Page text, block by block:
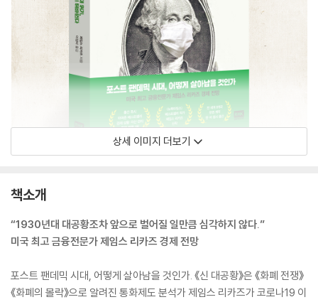
상세 이미지 더보기
책소개
“1930년대 대공황조차 앞으로 벌어질 일만큼 심각하지 않다.”
미국 최고 금융전문가 제임스 리카즈 경제 전망
포스트 팬데믹 시대, 어떻게 살아남을 것인가. 《신 대공황》은 《화폐 전쟁》
《화폐의 몰락》으로 알려진 통화제도 분석가 제임스 리카즈가 코로나19 이